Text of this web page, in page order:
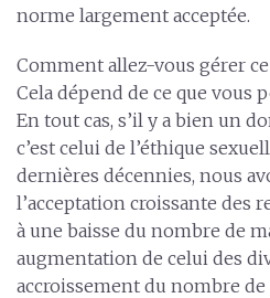
norme largement acceptée.
Comment allez-vous gérer
Cela dépend de ce que vous
En tout cas, s’il y a bien un
c’est celui de l’éthique
dernières décennies, nous
l’acceptation croissante des
à une baisse du nombre de
augmentation de celui des
accroissement du nombre